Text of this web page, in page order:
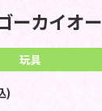
ーカイオー
玩具
)